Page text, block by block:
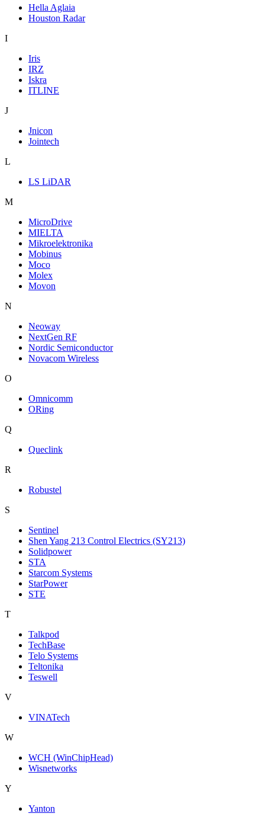
Hella Aglaia
Houston Radar
I
Iris
IRZ
Iskra
ITLINE
J
Jnicon
Jointech
L
LS LiDAR
M
MicroDrive
MIELTA
Mikroelektronika
Mobinus
Moco
Molex
Movon
N
Neoway
NextGen RF
Nordic Semiconductor
Novacom Wireless
O
Omnicomm
ORing
Q
Queclink
R
Robustel
S
Sentinel
Shen Yang 213 Control Electrics (SY213)
Solidpower
STA
Starcom Systems
StarPower
STE
T
Talkpod
TechBase
Telo Systems
Teltonika
Teswell
V
VINATech
W
WCH (WinChipHead)
Wisnetworks
Y
Yanton